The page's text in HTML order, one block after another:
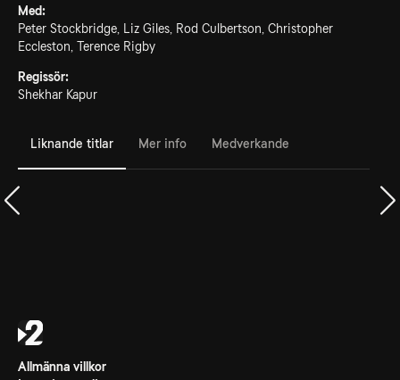
Med:
Peter Stockbridge, Liz Giles, Rod Culbertson, Christopher
Eccleston, Terence Rigby
Regissör:
Shekhar Kapur
Liknande titlar Mer info Medverkande
Allmänna villkor